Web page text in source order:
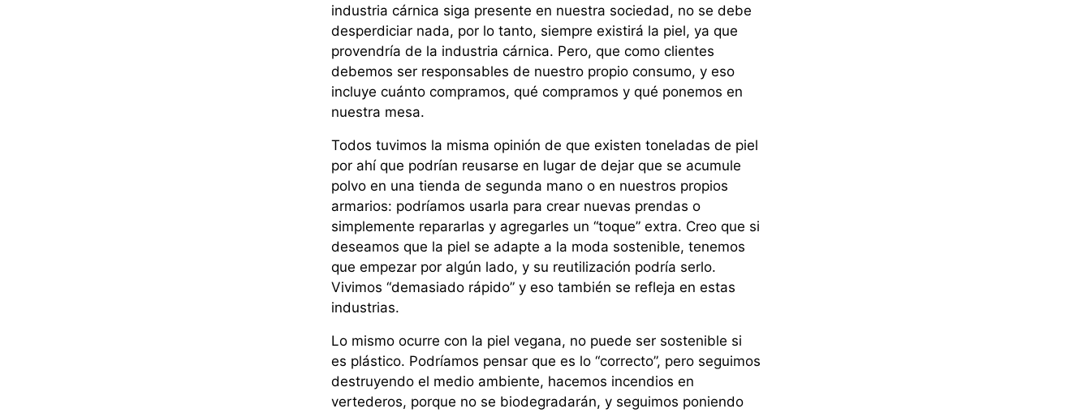
industria cárnica siga presente en nuestra sociedad, no se debe
desperdiciar nada, por lo tanto, siempre existirá la piel, ya que
provendría de la industria cárnica. Pero, que como clientes
debemos ser responsables de nuestro propio consumo, y eso
incluye cuánto compramos, qué compramos y qué ponemos en
nuestra mesa.
Todos tuvimos la misma opinión de que existen toneladas de piel
por ahí que podrían reusarse en lugar de dejar que se acumule
polvo en una tienda de segunda mano o en nuestros propios
armarios: podríamos usarla para crear nuevas prendas o
simplemente repararlas y agregarles un “toque” extra. Creo que si
deseamos que la piel se adapte a la moda sostenible, tenemos
que empezar por algún lado, y su reutilización podría serlo.
Vivimos “demasiado rápido” y eso también se refleja en estas
industrias.
Lo mismo ocurre con la piel vegana, no puede ser sostenible si
es plástico. Podríamos pensar que es lo “correcto”, pero seguimos
destruyendo el medio ambiente, hacemos incendios en
vertederos, porque no se biodegradarán, y seguimos poniendo